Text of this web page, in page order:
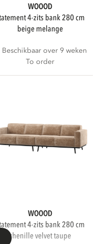
WOOOD
beige melange
Beschikbaar over 9 weken
To order
WOOOD
chenille velvet taupe